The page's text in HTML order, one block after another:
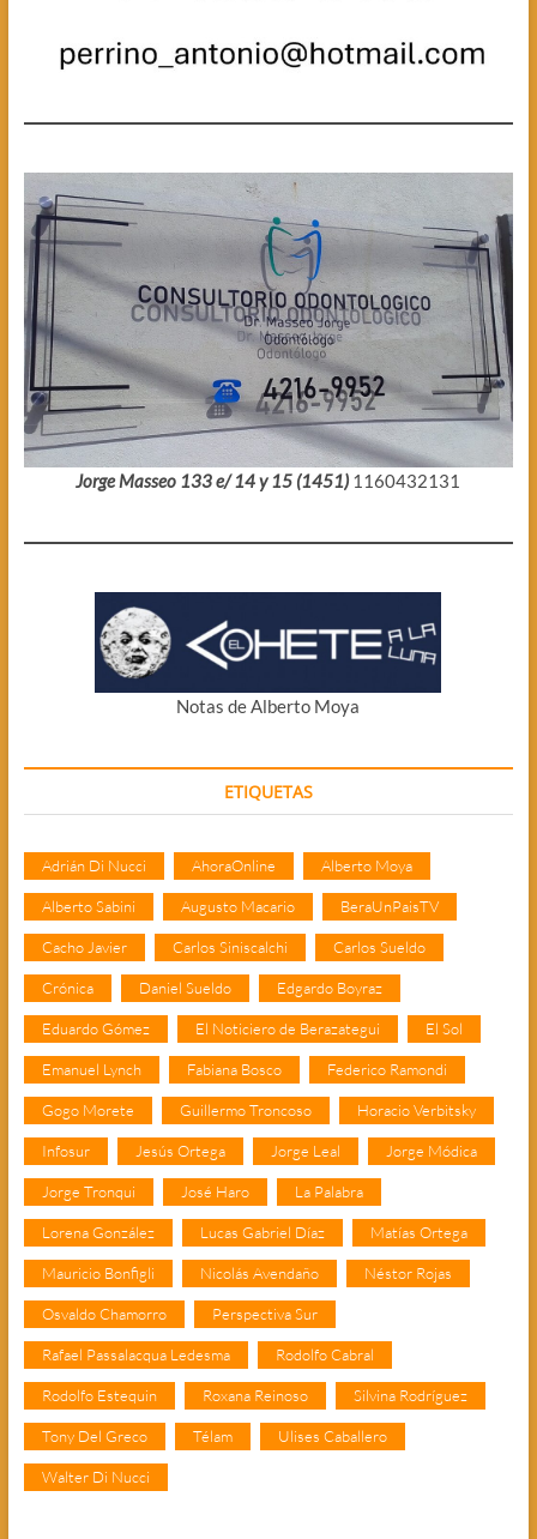
Jorge Masseo 133 e/ 14 y 15 (1451) 1160432131
Notas de Alberto Moya
ETIQUETAS
Adrián Di Nucci AhoraOnline Alberto Moya
Alberto Sabini Augusto Macario BeraUnPaisTV
Cacho Javier Carlos Siniscalchi Carlos Sueldo
Crónica Daniel Sueldo Edgardo Boyraz
Eduardo Gómez El Noticiero de Berazategui El Sol
Emanuel Lynch Fabiana Bosco Federico Ramondi
Gogo Morete Guillermo Troncoso Horacio Verbitsky
Infosur Jesús Ortega Jorge Leal Jorge Módica
Jorge Tronqui José Haro La Palabra
Lorena González Lucas Gabriel Díaz Matías Ortega
Mauricio Bonfigli Nicolás Avendaño Néstor Rojas
Osvaldo Chamorro Perspectiva Sur
Rafael Passalacqua Ledesma Rodolfo Cabral
Rodolfo Estequin Roxana Reinoso Silvina Rodríguez
Tony Del Greco Télam Ulises Caballero
Walter Di Nucci